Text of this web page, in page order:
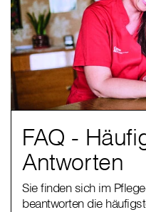
FAQ -
Antworten
Sie finden sich im
beantworten die